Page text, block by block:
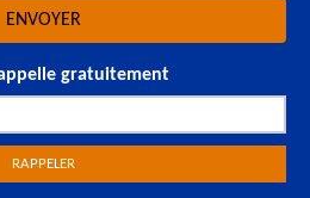
gratuitement